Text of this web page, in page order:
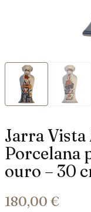
Jarra Vista
Porcelana
ouro – 30
180,00 €